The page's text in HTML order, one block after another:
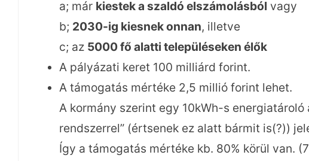
a; már kiestek a szaldó elszámolásból vagy
b; 2030-ig kiesnek onnan, illetve
c; az 5000 fő alatti településeken élők
A pályázati keret 100 milliárd forint.
A támogatás mértéke 2,5 millió forint lehet.
A kormány szerint egy 10kWh-s energiatároló
rendszerrel” (értsenek ez alatt bármit is(?))
Így a támogatás mértéke kb. 80% körül van.